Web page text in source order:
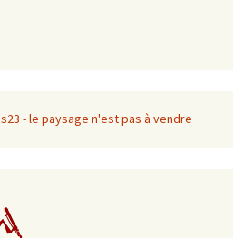
- le paysage n'est pas à vendre